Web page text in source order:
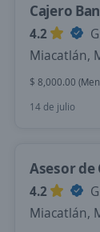
Cajero
4.2
Miacatlán,
$ 8,000.00
14 de julio
Asesor de
4.2
Miacatlán,